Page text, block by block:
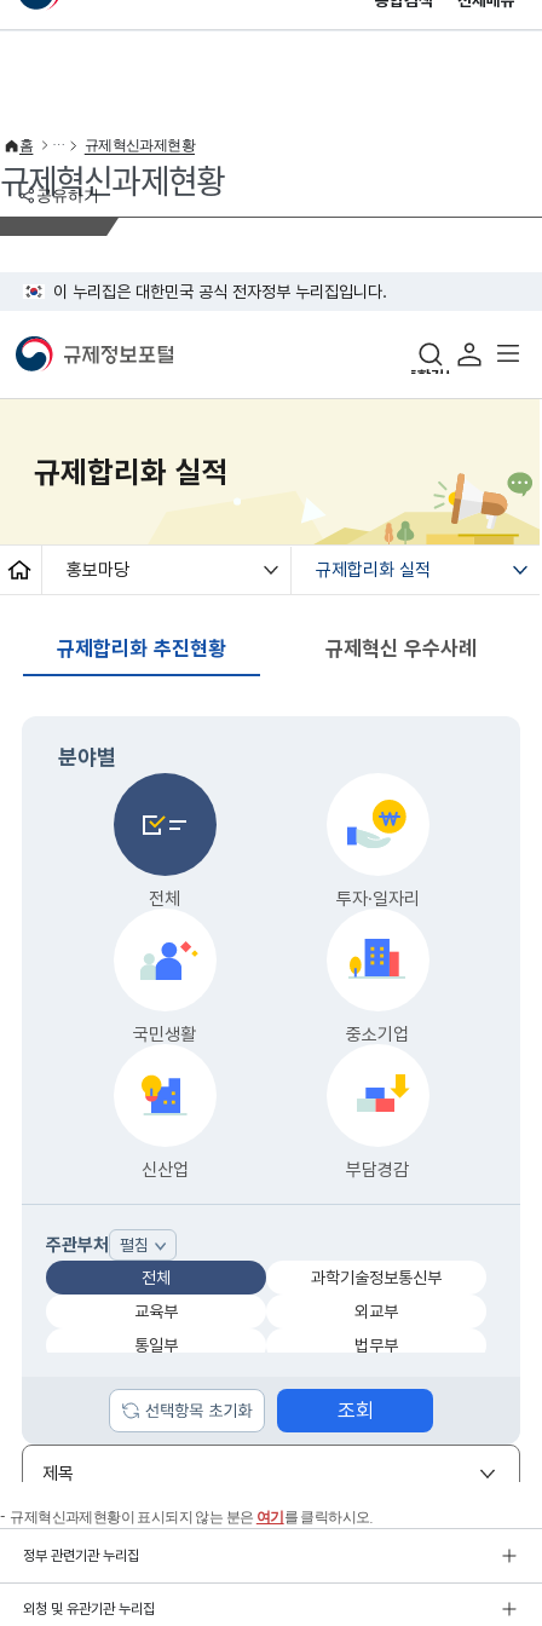
이 누리집은 대한민국 공식 전자정부 누리집입니다.
공유하기
홈 규제혁신과제현황
규제혁신과제현황
규제혁신과제현황이 표시되지 않는 분은 여기 를 클릭하시오.
정부 관련기관 누리집
외청 및 유관기관 누리집